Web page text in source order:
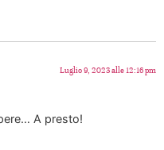
Luglio 9, 2023 alle 12:16 pm
A presto!